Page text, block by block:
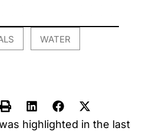
WATER
highlighted in the last